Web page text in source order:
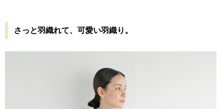
さっと羽織れて、可愛い羽織り。